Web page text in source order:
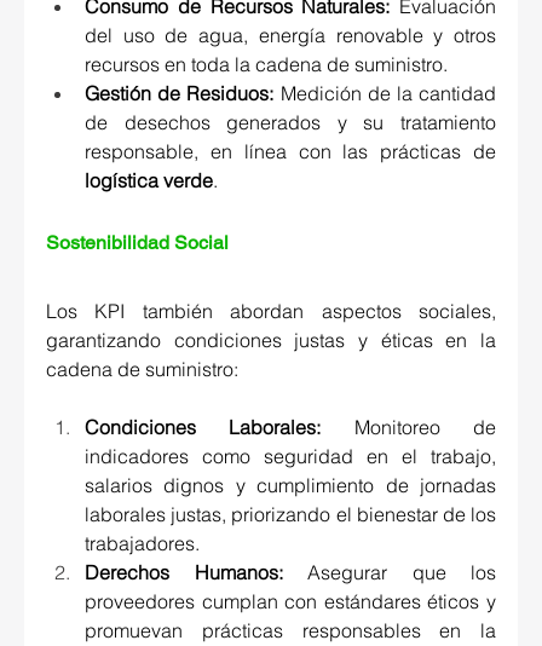
Consumo de Recursos Naturales: Evaluación
del uso de agua, energía renovable y otros
recursos en toda la cadena de suministro.
Gestión de Residuos: Medición de la cantidad
de desechos generados y su tratamiento
logística verde.
Sostenibilidad Social
Los KPI también abordan aspectos sociales,
garantizando condiciones justas y éticas en la
cadena de suministro:
Condiciones Laborales: Monitoreo de
indicadores como seguridad en el trabajo,
salarios dignos y cumplimiento de jornadas
laborales justas, priorizando el bienestar de los
trabajadores.
Derechos Humanos: Asegurar que los
proveedores cumplan con estándares éticos y
promuevan prácticas responsables en la